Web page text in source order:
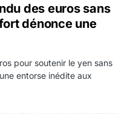
des euros sans
dénonce une
pour soutenir le yen sans
entorse inédite aux